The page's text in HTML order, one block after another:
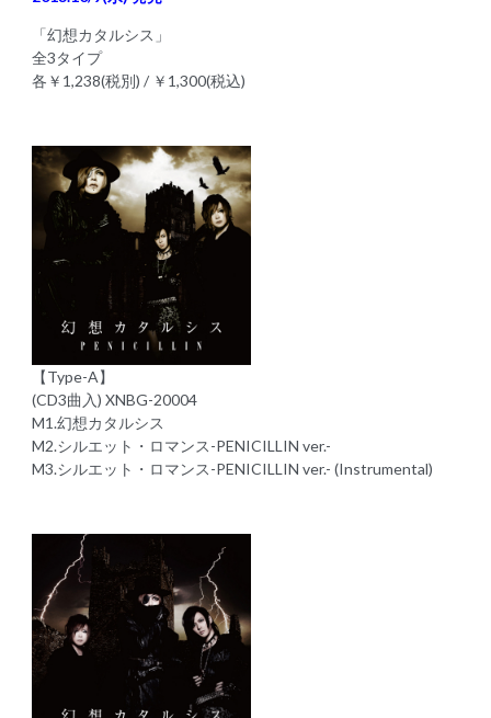
「幻想カタルシス」
全3タイプ
各￥1,238(税別) / ￥1,300(税込)
【Type-A】
(CD3曲入) XNBG-20004
M1.幻想カタルシス
M2.シルエット・ロマンス-PENICILLIN ver.-
M3.シルエット・ロマンス-PENICILLIN ver.- (Instrumental)